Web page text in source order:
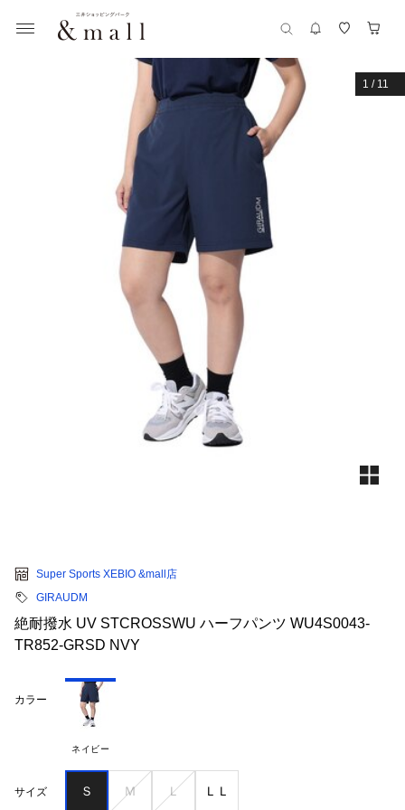
1 / 11
Super Sports XEBIO &mall店
GIRAUDM
絶耐撥水 UV STCROSSWU ハーフパンツ WU4S0043-
TR852-GRSD NVY
カラー
ネイビー
サイズ Ｓ Ｍ Ｌ ＬＬ